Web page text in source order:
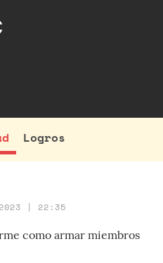
Logros
2023 | 22:35
como armar miembros